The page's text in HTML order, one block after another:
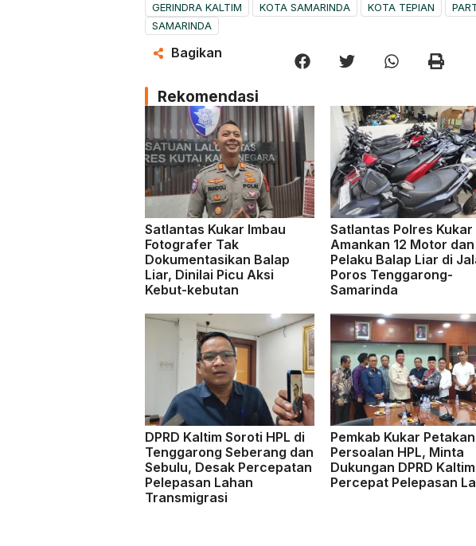
GERINDRA KALTIM KOTA SAMARINDA KOTA TEPIAN
SAMARINDA
Bagikan
Rekomendasi
Satlantas Kukar Imbau
Fotografer Tak
Dokumentasikan Balap
Liar, Dinilai Picu Aksi
Kebut-kebutan
Satlantas Polres Kukar
Amankan 12 Motor dan
Pelaku Balap Liar di
Poros Tenggarong-
Samarinda
DPRD Kaltim Soroti HPL di
Tenggarong Seberang dan
Sebulu, Desak Percepatan
Pelepasan Lahan
Transmigrasi
Pemkab Kukar Petakan
Persoalan HPL, Minta
Dukungan DPRD Kaltim
Percepat Pelepasan